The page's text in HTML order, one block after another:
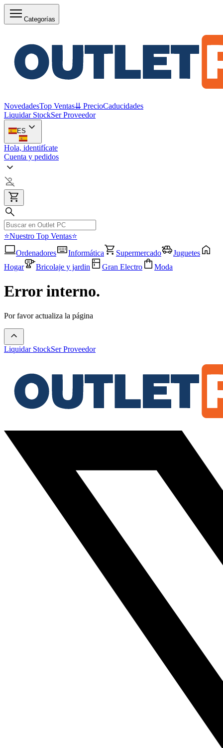
Categorías
NovedadesTop Ventas⇊ PrecioCaducidades
Liquidar StockSer Proveedor
ES
Hola, identifícate
Cuenta y pedidos
⭐Nuestro Top Ventas⭐
Ordenadores
Informática Supermercado
Juguetes
Hogar
Bricolaje y jardin Gran Electro Moda
Error interno.
Por favor actualiza la página
Liquidar StockSer Proveedor